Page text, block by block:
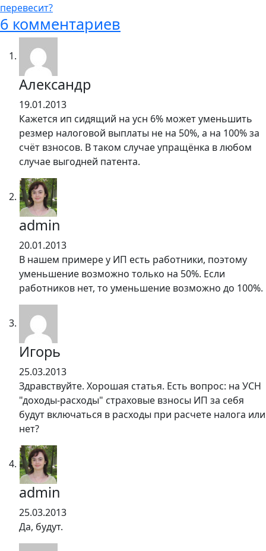
перевесит?
6 комментариев
Александр
19.01.2013
Кажется ип сидящий на усн 6% может уменьшить
резмер налоговой выплаты не на 50%, а на 100% за
счёт взносов. В таком случае упращёнка в любом
случае выгодней патента.
admin
20.01.2013
В нашем примере у ИП есть работники, поэтому
уменьшение возможно только на 50%. Если
работников нет, то уменьшение возможно до 100%.
Игорь
25.03.2013
Здравствуйте. Хорошая статья. Есть вопрос: на УСН
"доходы-расходы" страховые взносы ИП за себя
будут включаться в расходы при расчете налога или
нет?
admin
25.03.2013
Да, будут.